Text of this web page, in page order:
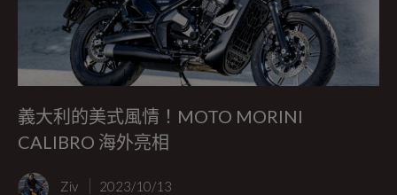
義大利的美式風情！MOTO MORINI
CALIBRO 海外亮相
Ziv 2023/10/13